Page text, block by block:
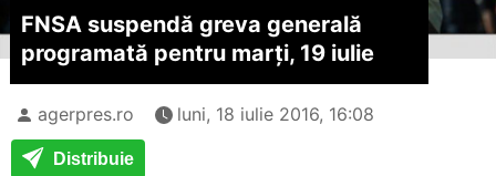
FNSA suspendă greva generală
programată pentru marți, 19 iulie
agerpres.ro luni, 18 iulie 2016, 16:08
Distribuie